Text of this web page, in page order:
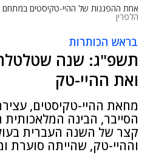
אחת ההפגנות של ההיי-טקיסטים במתחם
הלפרין
בראש הכותרות
תשפ"ג: שנה
ואת ההיי-טק
מחאת ההיי-טקיסטים,
הסייבר, הבינה המלאכותית
קצר של השנה העברית
וההיי-טק, שהייתה סוערת